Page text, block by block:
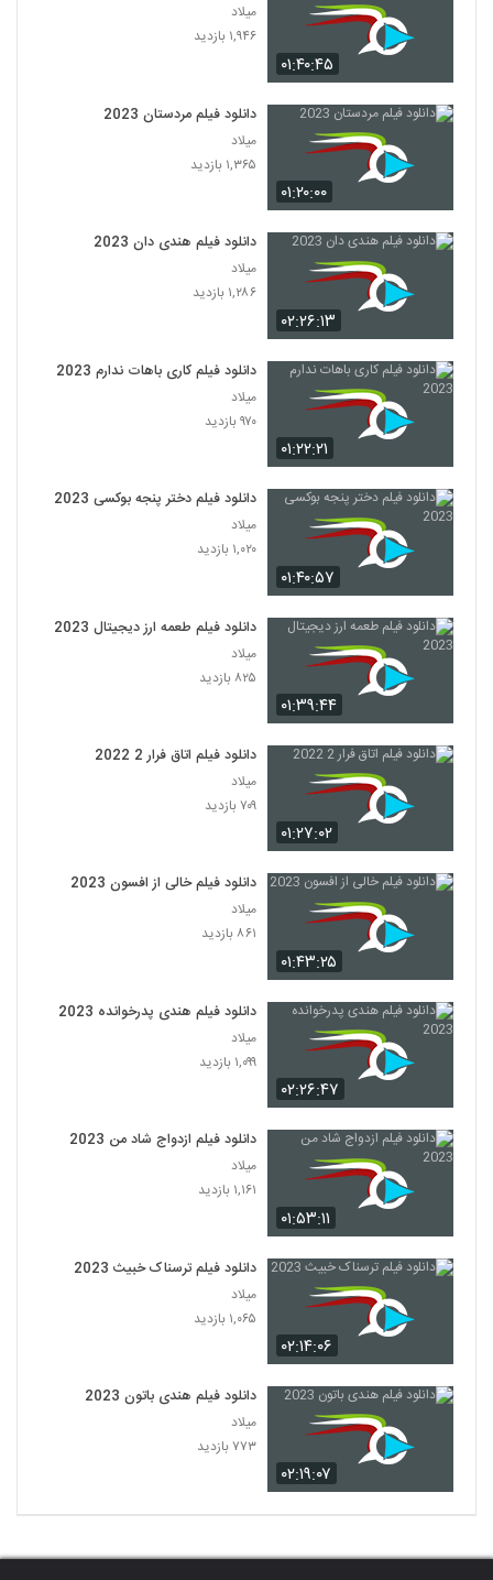
۰۱:۴۰:۴۵
میلاد
۱,۹۴۶ بازدید
۰۱:۲۰:۰۰
دانلود فیلم مردستان 2023
میلاد
۱,۳۶۵ بازدید
۰۲:۲۶:۱۳
دانلود فیلم هندی دان 2023
میلاد
۱,۲۸۶ بازدید
۰۱:۲۲:۲۱
دانلود فیلم کاری باهات ندارم 2023
میلاد
۹۷۰ بازدید
۰۱:۴۰:۵۷
دانلود فیلم دختر پنجه بوکسی 2023
میلاد
۱,۰۲۰ بازدید
۰۱:۳۹:۴۴
دانلود فیلم طعمه ارز دیجیتال 2023
میلاد
۸۲۵ بازدید
۰۱:۲۷:۰۲
دانلود فیلم اتاق فرار 2 2022
میلاد
۷۰۹ بازدید
۰۱:۴۳:۲۵
دانلود فیلم خالی از افسون 2023
میلاد
۸۶۱ بازدید
۰۲:۲۶:۴۷
دانلود فیلم هندی پدرخوانده 2023
میلاد
۱,۰۹۹ بازدید
۰۱:۵۳:۱۱
دانلود فیلم ازدواج شاد من 2023
میلاد
۱,۱۶۱ بازدید
۰۲:۱۴:۰۶
دانلود فیلم ترسناک خبیث 2023
میلاد
۱,۰۶۵ بازدید
۰۲:۱۹:۰۷
دانلود فیلم هندی باتون 2023
میلاد
۷۷۳ بازدید